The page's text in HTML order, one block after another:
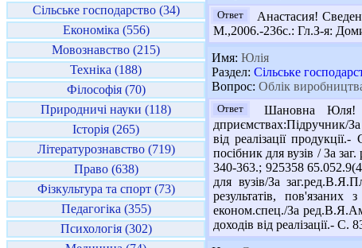
Сільське господарство (34)
Економіка (556)
Мовознавство (215)
Техніка (188)
Філософія (70)
Природничі науки (118)
Історія (265)
Літературознавство (719)
Право (638)
Фізкультура та спорт (73)
Педагогіка (355)
Психологія (302)
Ответ
Анастасия!
М.,2006.-236с.: Гл.З-я:
Имя: Юлія
Раздел: Сільське
Вопрос: Облік
Ответ
Шановна Юля!
дприємствах:Підручник/
від реалізації
посібник для вузів / За
340-363.; 925358
для вузів/За
результатів,
економ.спец./За
доходів від реалізації.- С.